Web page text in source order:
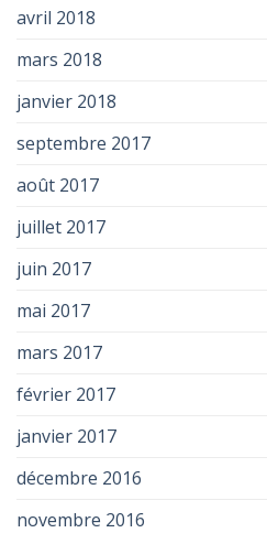
avril 2018
mars 2018
janvier 2018
septembre 2017
août 2017
juillet 2017
juin 2017
mai 2017
mars 2017
février 2017
janvier 2017
décembre 2016
novembre 2016